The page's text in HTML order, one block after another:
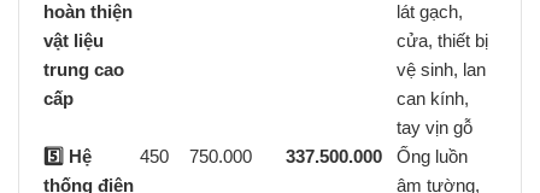
hoàn thiện
vật liệu
trung cao
cấp
lát gạch,
cửa, thiết bị
vệ sinh, lan
can kính,
tay vịn gỗ
5️⃣ Hệ
thống điện
450 750.000 337.500.000
Ống luồn
âm tường,